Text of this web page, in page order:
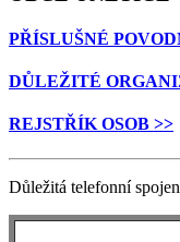
PŘÍSLUŠNÉ
DŮLEŽITÉ
REJSTŘÍK OSOB >>
Důležitá telefonní